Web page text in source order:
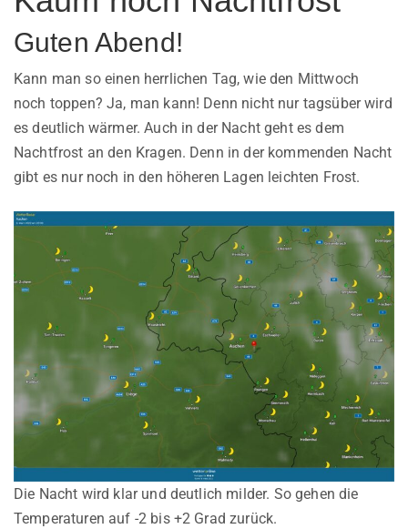
Guten Abend!
Kann man so einen herrlichen Tag, wie den Mittwoch
noch toppen? Ja, man kann! Denn nicht nur tagsüber wird
es deutlich wärmer. Auch in der Nacht geht es dem
Nachtfrost an den Kragen. Denn in der kommenden Nacht
gibt es nur noch in den höheren Lagen leichten Frost.
Die Nacht wird klar und deutlich milder. So gehen die
Temperaturen auf -2 bis +2 Grad zurück.